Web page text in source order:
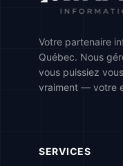
Votre partenaire
Québec. Nous
vous puissiez
vraiment — votre
SERVICES